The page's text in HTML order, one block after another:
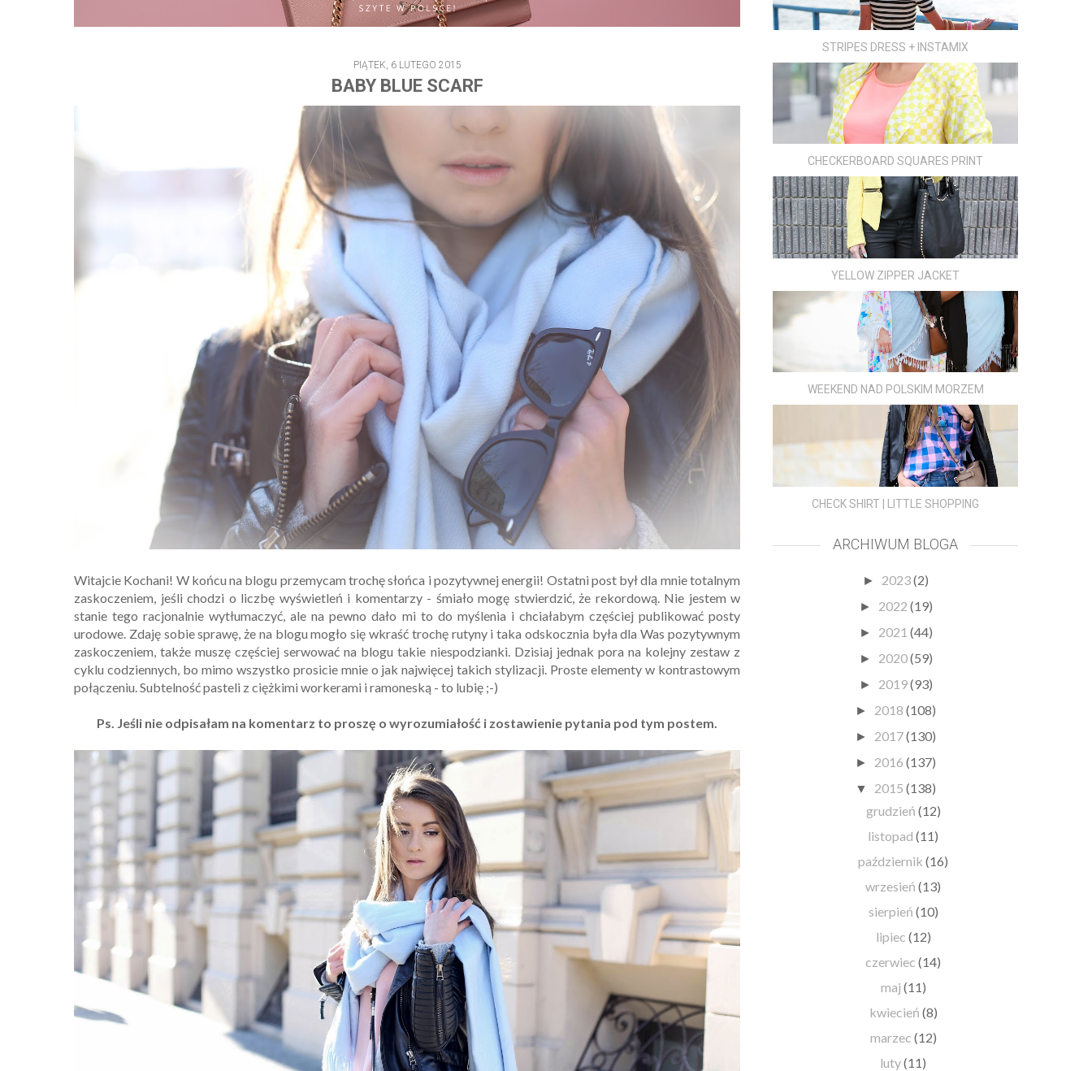
PIĄTEK, 6 LUTEGO 2015
BABY BLUE SCARF
Witajcie Kochani! W końcu na blogu przemycam trochę słońca i pozytywnej energii! Ostatni post był dla mnie totalnym
zaskoczeniem, jeśli chodzi o liczbę wyświetleń i komentarzy - śmiało mogę stwierdzić, że rekordową. Nie jestem w
stanie tego racjonalnie wytłumaczyć, ale na pewno dało mi to do myślenia i chciałabym częściej publikować posty
urodowe. Zdaję sobie sprawę, że na blogu mogło się wkraść trochę rutyny i taka odskocznia była dla Was pozytywnym
zaskoczeniem, także muszę częściej serwować na blogu takie niespodzianki. Dzisiaj jednak pora na kolejny zestaw z
cyklu codziennych, bo mimo wszystko prosicie mnie o jak najwięcej takich stylizacji. Proste elementy w kontrastowym
połączeniu. Subtelność pasteli z ciężkimi workerami i ramoneską - to lubię ;-)
Ps. Jeśli nie odpisałam na komentarz to proszę o wyrozumiałość i zostawienie pytania pod tym postem.
STRIPES DRESS + INSTAMIX
CHECKERBOARD SQUARES PRINT
YELLOW ZIPPER JACKET
WEEKEND NAD POLSKIM MORZEM
CHECK SHIRT | LITTLE SHOPPING
ARCHIWUM BLOGA
► 2023(2)
► 2022 (19)
► 2021 (44)
► 2020(59)
► 2019(93)
► 2018 (108)
► 2017(130)
► 2016 (137)
▼ 2015 (138)
grudzień (12)
listopad(11)
październik(16)
wrzesień(13)
sierpień (10)
lipiec (12)
czerwiec(14)
maj (11)
kwiecień (8)
marzec (12)
luty(11)